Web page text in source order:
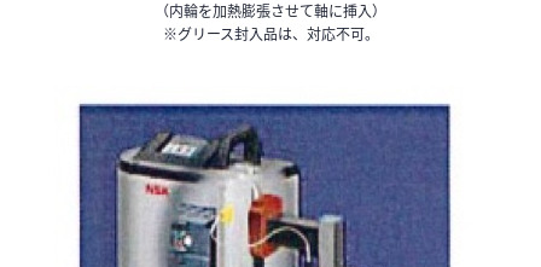
（内輪を加熱膨張させて軸に挿入）
※グリース封入品は、対応不可。